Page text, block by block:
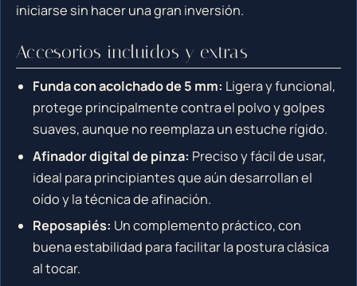
iniciarse sin hacer una gran inversión.
Accesorios incluidos y extras
Funda con acolchado de 5 mm: Ligera y funcional,
protege principalmente contra el polvo y golpes
suaves, aunque no reemplaza un estuche rígido.
Afinador digital de pinza: Preciso y fácil de usar,
ideal para principiantes que aún desarrollan el
oído y la técnica de afinación.
Reposapiés: Un complemento práctico, con
buena estabilidad para facilitar la postura clásica
al tocar.